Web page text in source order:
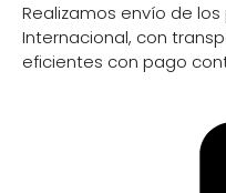
Realizamos envío de
Internacional, con
eficientes con pago